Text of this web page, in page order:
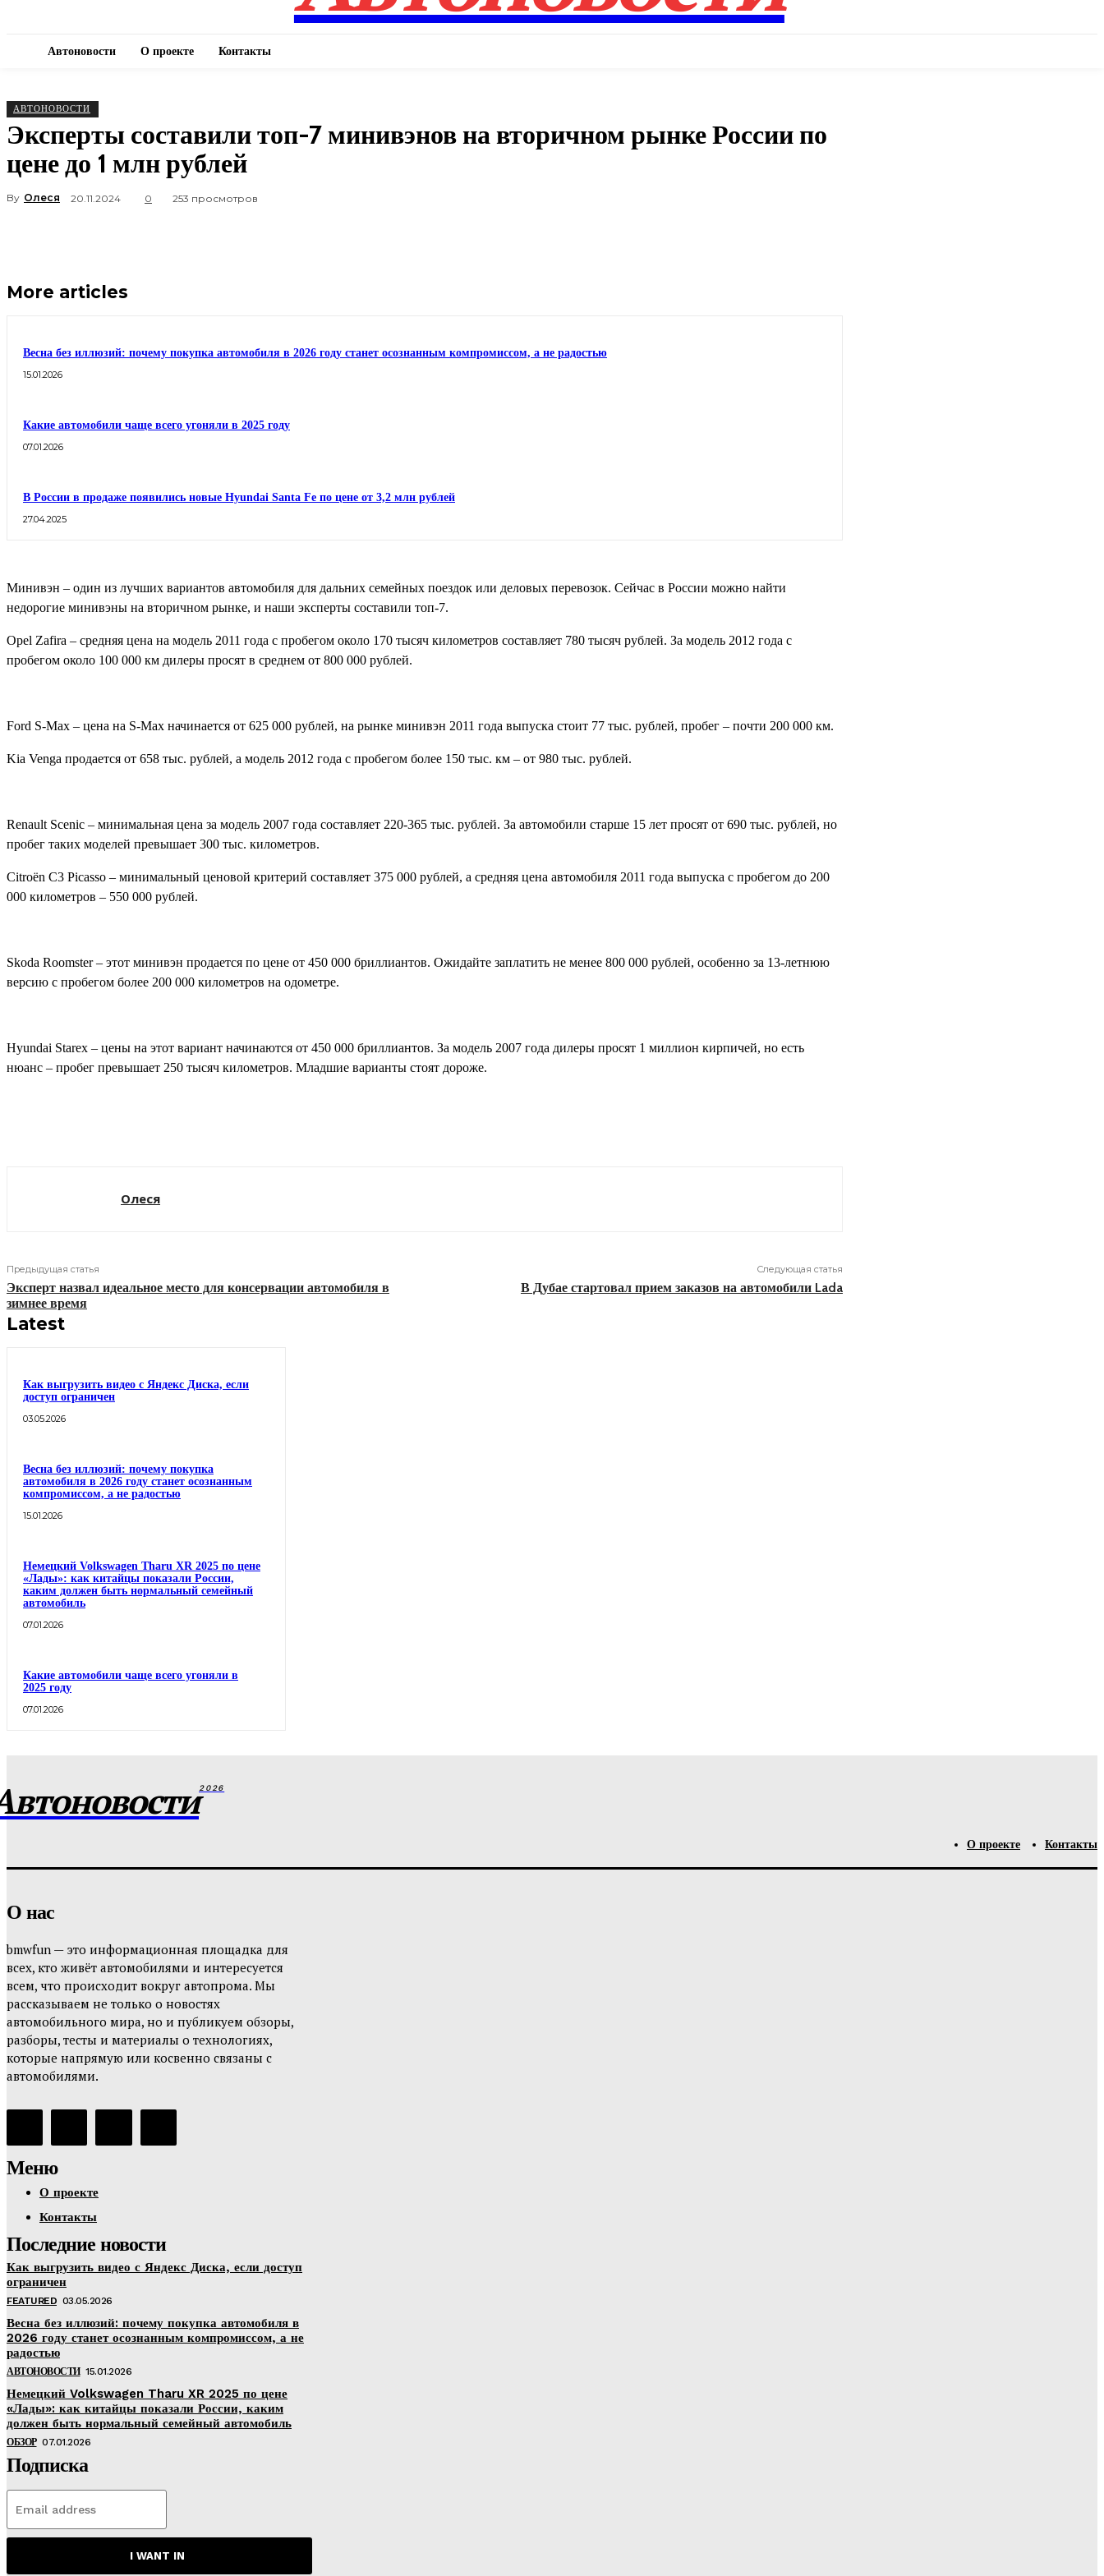
Автоновости О проекте Контакты
АВТОНОВОСТИ
Эксперты составили топ-7 минивэнов на вторичном рынке России по
цене до 1 млн рублей
By Олеся 20.11.2024 0 253 просмотров
More articles
Весна без иллюзий: почему покупка автомобиля в 2026 году станет осознанным компромиссом, а не радостью
15.01.2026
Какие автомобили чаще всего угоняли в 2025 году
07.01.2026
В России в продаже появились новые Hyundai Santa Fe по цене от 3,2 млн рублей
27.04.2025
Минивэн – один из лучших вариантов автомобиля для дальних семейных поездок или деловых перевозок. Сейчас в России можно найти
недорогие минивэны на вторичном рынке, и наши эксперты составили топ-7.
Opel Zafira – средняя цена на модель 2011 года с пробегом около 170 тысяч километров составляет 780 тысяч рублей. За модель 2012 года с
пробегом около 100 000 км дилеры просят в среднем от 800 000 рублей.
Ford S-Max – цена на S-Max начинается от 625 000 рублей, на рынке минивэн 2011 года выпуска стоит 77 тыс. рублей, пробег – почти 200 000 км.
Kia Venga продается от 658 тыс. рублей, а модель 2012 года с пробегом более 150 тыс. км – от 980 тыс. рублей.
Renault Scenic – минимальная цена за модель 2007 года составляет 220-365 тыс. рублей. За автомобили старше 15 лет просят от 690 тыс. рублей, но
пробег таких моделей превышает 300 тыс. километров.
Citroën C3 Picasso – минимальный ценовой критерий составляет 375 000 рублей, а средняя цена автомобиля 2011 года выпуска с пробегом до 200
000 километров – 550 000 рублей.
Skoda Roomster – этот минивэн продается по цене от 450 000 бриллиантов. Ожидайте заплатить не менее 800 000 рублей, особенно за 13-летнюю
версию с пробегом более 200 000 километров на одометре.
Hyundai Starex – цены на этот вариант начинаются от 450 000 бриллиантов. За модель 2007 года дилеры просят 1 миллион кирпичей, но есть
нюанс – пробег превышает 250 тысяч километров. Младшие варианты стоят дороже.
Олеся
Предыдущая статья
Эксперт назвал идеальное место для консервации автомобиля в
зимнее время
Следующая статья
В Дубае стартовал прием заказов на автомобили Lada
Latest
Как выгрузить видео с Яндекс Диска, если
доступ ограничен
03.05.2026
Весна без иллюзий: почему покупка
автомобиля в 2026 году станет осознанным
компромиссом, а не радостью
15.01.2026
Немецкий Volkswagen Tharu XR 2025 по цене
«Лады»: как китайцы показали России,
каким должен быть нормальный семейный
автомобиль
07.01.2026
Какие автомобили чаще всего угоняли в
2025 году
07.01.2026
2026
О проекте Контакты
О нас
bmwfun — это информационная площадка для
всех, кто живёт автомобилями и интересуется
всем, что происходит вокруг автопрома. Мы
рассказываем не только о новостях
автомобильного мира, но и публикуем обзоры,
разборы, тесты и материалы о технологиях,
которые напрямую или косвенно связаны с
автомобилями.
Меню
О проекте
Контакты
Последние новости
Как выгрузить видео с Яндекс Диска, если доступ
ограничен
FEATURED 03.05.2026
Весна без иллюзий: почему покупка автомобиля в
2026 году станет осознанным компромиссом, а не
радостью
АВТОНОВОСТИ 15.01.2026
Немецкий Volkswagen Tharu XR 2025 по цене
«Лады»: как китайцы показали России, каким
должен быть нормальный семейный автомобиль
ОБЗОР 07.01.2026
Подписка
I WANT IN